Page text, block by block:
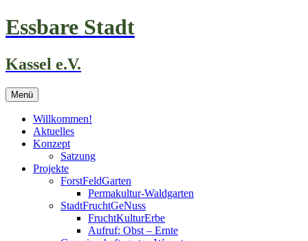
Zum
Inhalt
Essbare Stadt
Kassel e.V.
Menü
Willkommen!
Aktuelles
Konzept
Satzung
Projekte
ForstFeldGarten
Permakultur-Waldgarten
StadtFruchtGeNuss
FruchtKulturErbe
Aufruf: Obst – Ernte